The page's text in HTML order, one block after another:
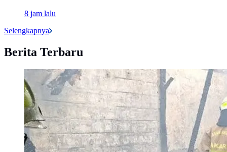
8 jam lalu
Selengkapnya
Berita Terbaru